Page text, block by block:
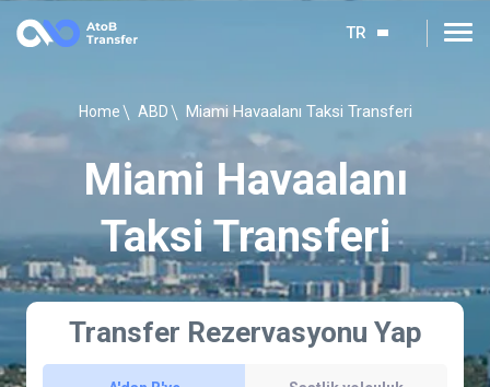
TR
Home ABD Miami Havaalanı Taksi Transferi
Miami Havaalanı
Taksi Transferi
Transfer Rezervasyonu Yap